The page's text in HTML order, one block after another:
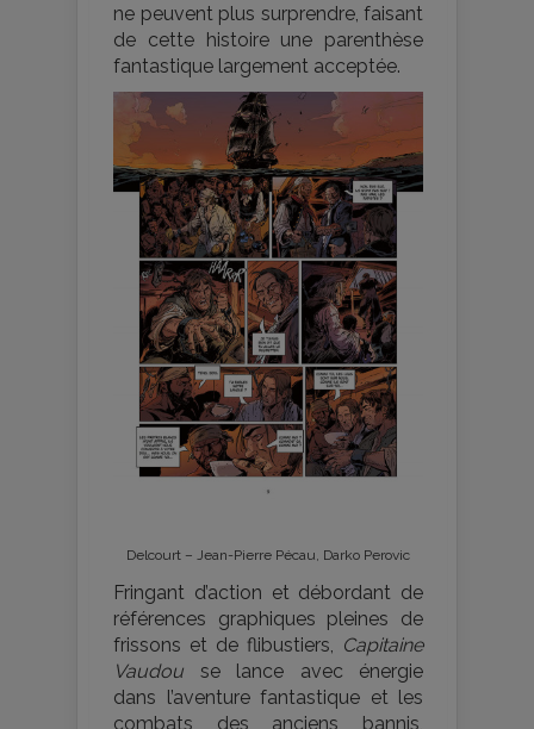
ne peuvent plus surprendre, faisant
de cette histoire une parenthèse
fantastique largement acceptée.
Delcourt – Jean-Pierre Pécau, Darko Perovic
Fringant d’action et débordant de
références graphiques pleines de
frissons et de flibustiers, Capitaine
Vaudou se lance avec énergie
dans l’aventure fantastique et les
combats des anciens bannis,